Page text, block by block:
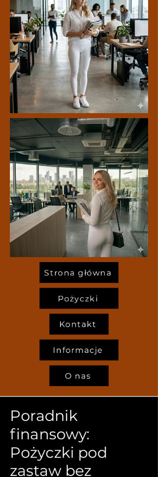
Strona główna
Pożyczki
Kontakt
Informacje
O nas
Poradnik
finansowy:
Pożyczki pod
zastaw bez